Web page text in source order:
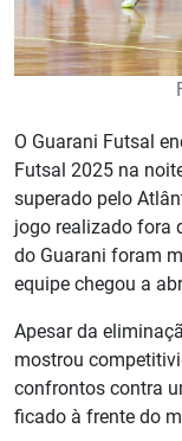
O Guarani Futsal
Futsal 2025 na
superado pelo
jogo realizado fora
do Guarani foram
equipe chegou a
Apesar da
mostrou
confrontos contra
ficado à frente do